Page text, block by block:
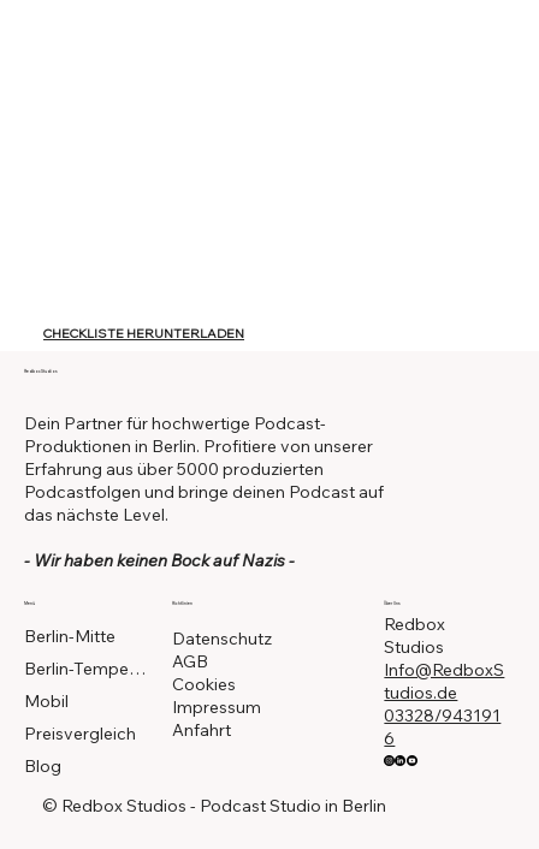
CHECKLISTE HERUNTERLADEN
Redbox Studios
Dein Partner für hochwertige Podcast-
Produktionen in Berlin. Profitiere von unserer
Erfahrung aus über 5000 produzierten
Podcastfolgen und bringe deinen Podcast auf
das nächste Level.
- Wir haben keinen Bock auf Nazis -
Menü
Berlin-Mitte
Berlin-Tempelhof
Mobil
Preisvergleich
Blog
Richtlinien
Datenschutz
AGB
Cookies
Impressum
Anfahrt
Über Uns
Redbox
Studios
Info@RedboxS
tudios.de
03328/943191
6
© Redbox Studios - Podcast Studio in Berlin